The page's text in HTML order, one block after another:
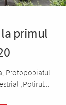
la primul
Protopopiatul
„Potirul...